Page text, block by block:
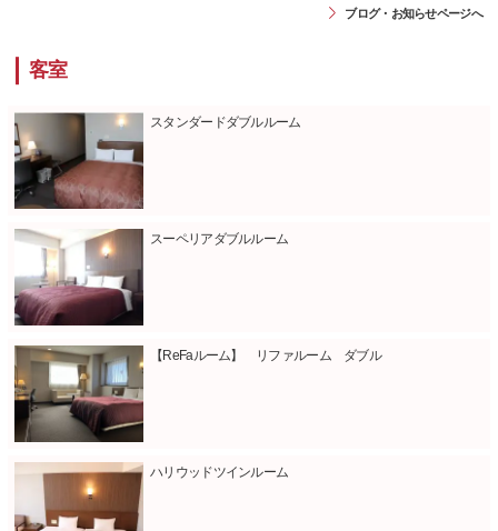
ブログ・お知らせページへ
客室
スタンダードダブルルーム
スーペリアダブルルーム
【ReFaルーム】 リファルーム ダブル
ハリウッドツインルーム